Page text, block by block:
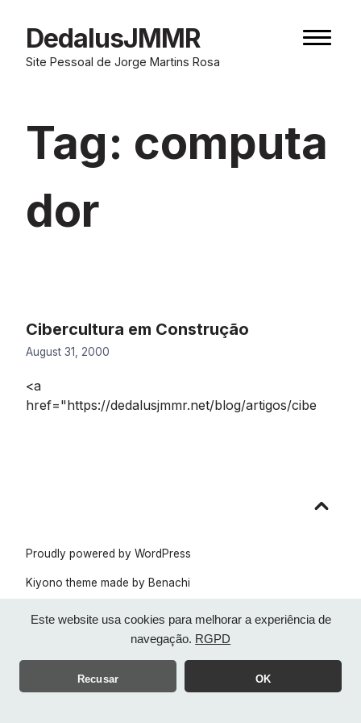
Este website usa cookies para melhorar a experiência de
navegação. RGPD
Recusar OK
contentDedalusJMMR
Site Pessoal de Jorge Martins Rosa
Tag: computa
dor
Cibercultura em Construção
August 31, 2000
<a
href="https://dedalusjmmr.net/blog/artigos/cibe
Proudly powered by WordPress
Kiyono theme made by Benachi